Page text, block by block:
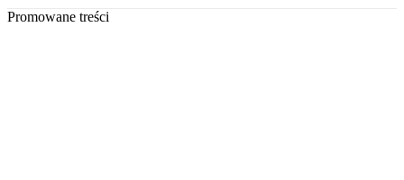
Promowane treści